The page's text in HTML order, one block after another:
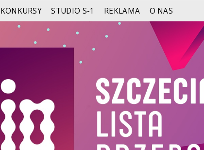
KONKURSY STUDIO S-1 REKLAMA O NAS